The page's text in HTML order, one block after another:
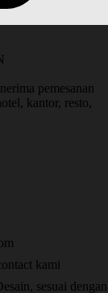
pemesanan
kantor, resto,
kami
sesuai dengan